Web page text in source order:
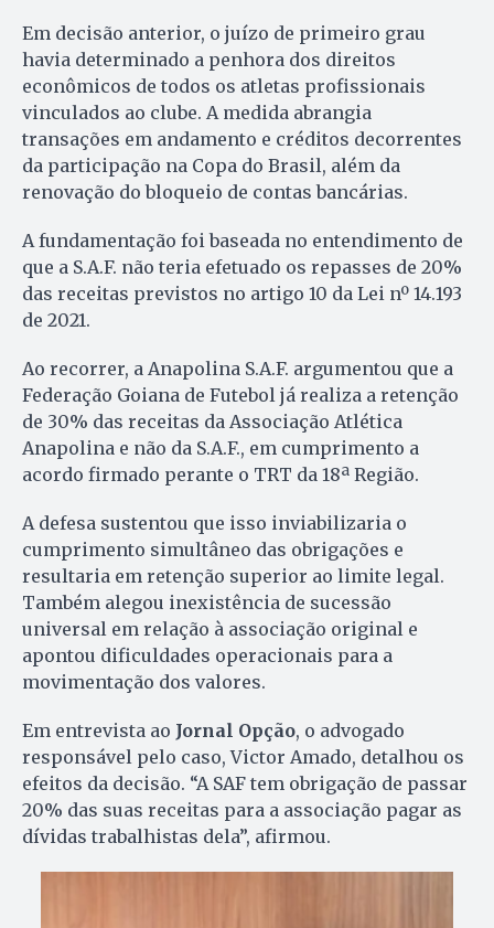
Em decisão anterior, o juízo de primeiro grau
havia determinado a penhora dos direitos
econômicos de todos os atletas profissionais
vinculados ao clube. A medida abrangia
transações em andamento e créditos decorrentes
da participação na Copa do Brasil, além da
renovação do bloqueio de contas bancárias.
A fundamentação foi baseada no entendimento de
que a S.A.F. não teria efetuado os repasses de 20%
das receitas previstos no artigo 10 da Lei nº 14.193
de 2021.
Ao recorrer, a Anapolina S.A.F. argumentou que a
Federação Goiana de Futebol já realiza a retenção
de 30% das receitas da Associação Atlética
Anapolina e não da S.A.F., em cumprimento a
acordo firmado perante o TRT da 18ª Região.
A defesa sustentou que isso inviabilizaria o
cumprimento simultâneo das obrigações e
resultaria em retenção superior ao limite legal.
Também alegou inexistência de sucessão
universal em relação à associação original e
apontou dificuldades operacionais para a
movimentação dos valores.
Em entrevista ao Jornal Opção, o advogado
responsável pelo caso, Victor Amado, detalhou os
efeitos da decisão. “A SAF tem obrigação de passar
20% das suas receitas para a associação pagar as
dívidas trabalhistas dela”, afirmou.